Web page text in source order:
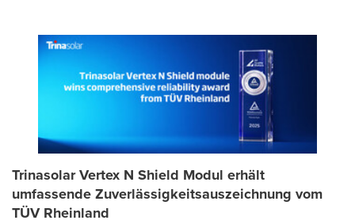
Trinasolar Vertex N Shield Modul erhält
umfassende Zuverlässigkeitsauszeichnung vom
TÜV Rheinland